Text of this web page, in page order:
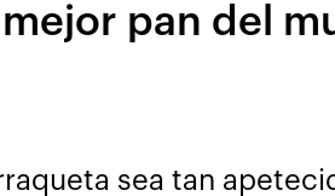
pan del
sea tan